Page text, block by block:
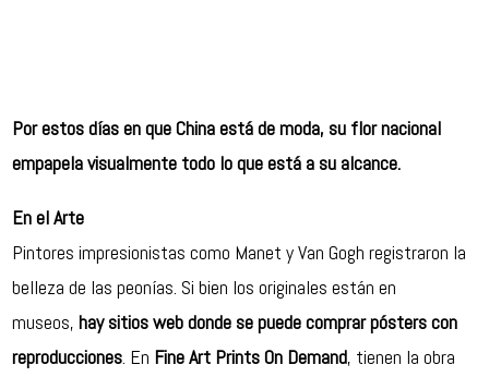
Por estos días en que China está de moda, su flor nacional
empapela visualmente todo lo que está a su alcance.
En el Arte
Pintores impresionistas como Manet y Van Gogh registraron la
belleza de las peonías. Si bien los originales están en
museos,hay sitios web donde se puede comprar pósters con
reproducciones . En Fine Art Prints On Demand, tienen la obra